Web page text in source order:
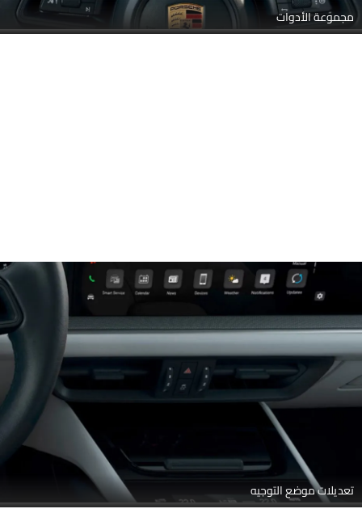
مجموعة الأدوات
تعديلات موضع التوجيه